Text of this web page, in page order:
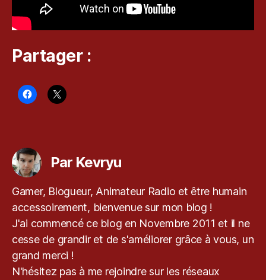
Partager :
e
k
v
y
u ,
Pl
a
y
st
ti
o
n,
R
e
Par Kevryu
Gamer, Blogueur, Animateur Radio et être humain
accessoirement, bienvenue sur mon blog !
J'ai commencé ce blog en Novembre 2011 et il ne
cesse de grandir et de s'améliorer grâce à vous, un
grand merci !
N'hésitez pas à me rejoindre sur les réseaux